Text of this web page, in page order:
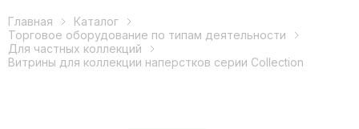
Главная
Каталог
Торговое оборудование по типам деятельности
Для частных коллекций
Витрины для коллекции наперстков серии Collection